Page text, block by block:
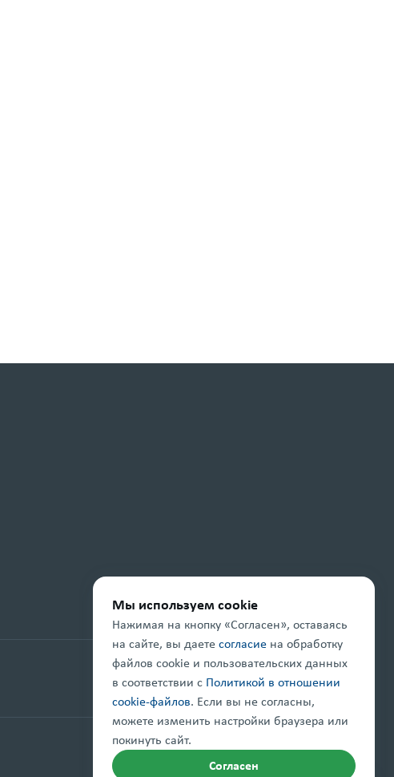
Проект реализуется при поддержке
Правовая информацияКарта сайта
Мы используем cookie
Нажимая на кнопку «Согласен», оставаясь
на сайте, вы даете согласие на обработку
файлов cookie и пользовательских данных
в соответствии с Политикой в отношении
cookie-файлов. Если вы не согласны,
можете изменить настройки браузера или
покинуть сайт.
Согласен